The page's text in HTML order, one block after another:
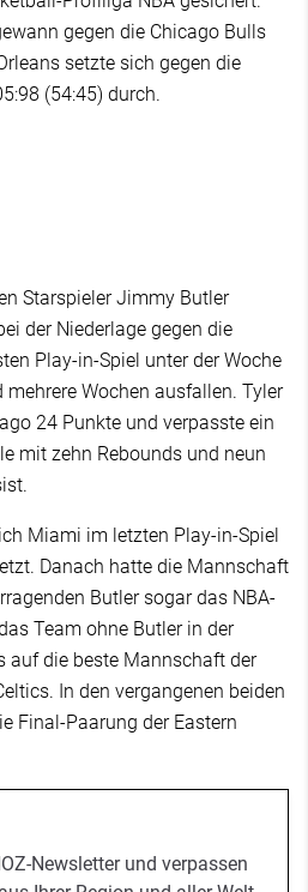
gegen die Chicago Bulls
setzte sich gegen die
(54:45) durch.
Starspieler Jimmy Butler
der Niederlage gegen die
Play-in-Spiel unter der Woche
Wochen ausfallen. Tyler
24 Punkte und verpasste ein
mit zehn Rebounds und neun
Miami im letzten Play-in-Spiel
Danach hatte die Mannschaft
Butler sogar das NBA-
Team ohne Butler in der
auf die beste Mannschaft der
In den vergangenen beiden
Final-Paarung der Eastern
Newsletter und verpassen